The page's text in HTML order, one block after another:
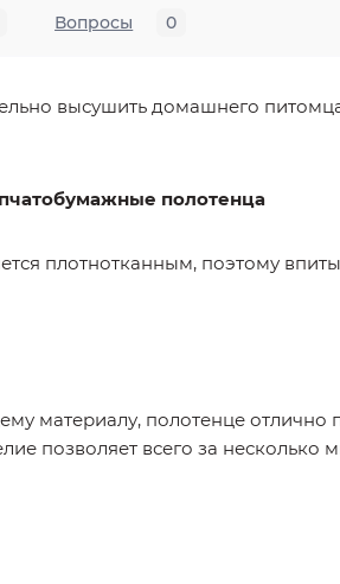
Вопросы 0
высушить домашнего
полотенца
плотнотканным, поэтому
материалу, полотенце отлично
позволяет всего за несколько